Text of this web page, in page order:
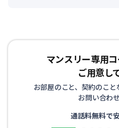
マンスリー専用
ご用意し
お部屋のこと、契約のこ
お問い合わ
通話料無料で